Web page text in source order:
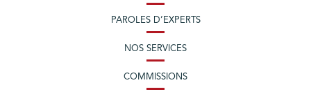
PAROLES D’EXPERTS
NOS SERVICES
COMMISSIONS